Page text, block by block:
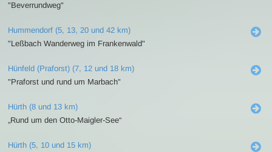
"Beverrundweg"
Hummendorf (5, 13, 20 und 42 km)
"Leßbach Wanderweg im Frankenwald"
Hünfeld (Praforst) (7, 12 und 18 km)
"Praforst und rund um Marbach"
Hürth (8 und 13 km)
„Rund um den Otto-Maigler-See“
Hürth (5, 10 und 15 km)